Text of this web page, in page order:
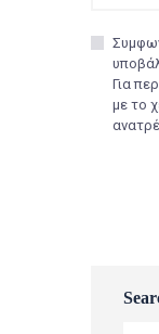
Για
με το